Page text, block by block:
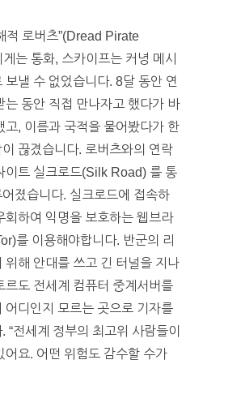
적 로버츠”(Dread Pirate
는 통화, 스카이프는 커녕 메시
보낼 수 없었습니다. 8달 동안 연
는 동안 직접 만나자고 했다가 바
고, 이름과 국적을 물어봤다가 한
이 끊겼습니다. 로버츠와의 연락
이트 실크로드(Silk Road) 를 통
졌습니다. 실크로드에 접속하
회하여 익명을 보호하는 웹브라
를 이용해야합니다. 반군의 리
위해 안대를 쓰고 긴 터널을 지나
르도 전세계 컴퓨터 중계서버를
어디인지 모르는 곳으로 기자를
“전세계 정부의 최고위 사람들이
어요. 어떤 위험도 감수할 수가